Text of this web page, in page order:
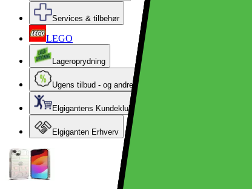
Services & tilbehør
LEGO
Lageroprydning
Ugens tilbud - og andre gode priser
Elgigantens Kundeklub
Elgiganten Erhverv